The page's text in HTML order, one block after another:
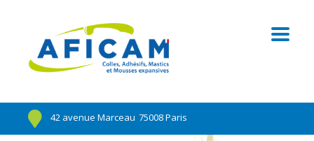
42 avenue Marceau 75008 Paris